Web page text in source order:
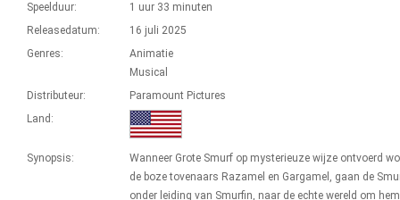
Speelduur:
1 uur 33 minuten
Releasedatum:
16 juli 2025
Genres:
Animatie
Musical
Distributeur:
Paramount Pictures
Land:
Synopsis:
Wanneer Grote Smurf op mysterieuze wijze ontvoerd
de boze tovenaars Razamel en Gargamel, gaan de
onder leiding van Smurfin, naar de echte wereld om